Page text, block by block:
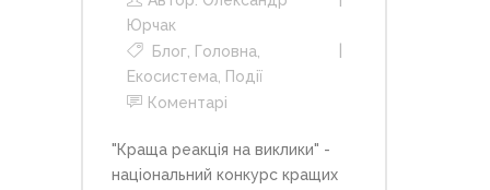
Юрчак
Блог
Головна
Екосистема
Події
Коментарі
"Краща реакція на виклики" -
національний конкурс кращих